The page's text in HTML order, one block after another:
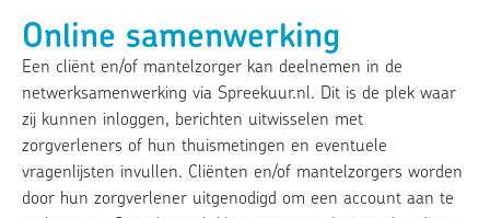
Online samenwerking
Een cliënt en/of mantelzorger kan deelnemen in de
netwerksamenwerking via Spreekuur.nl. Dit is de plek waar
zij kunnen inloggen, berichten uitwisselen met
zorgverleners of hun thuismetingen en eventuele
vragenlijsten invullen. Cliënten en/of mantelzorgers worden
door hun zorgverlener uitgenodigd om een account aan te